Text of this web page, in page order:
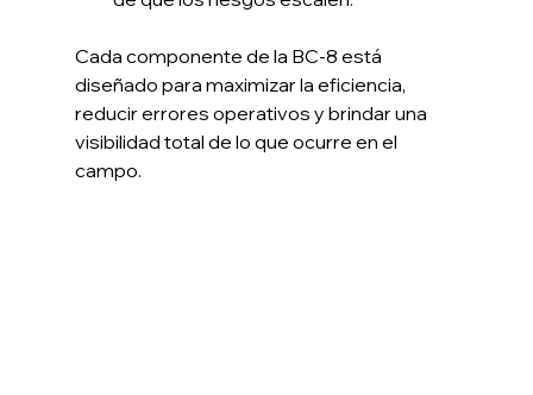
Cada componente de la BC-8 está
diseñado para maximizar la eficiencia,
reducir errores operativos y brindar una
visibilidad total de lo que ocurre en el
campo.